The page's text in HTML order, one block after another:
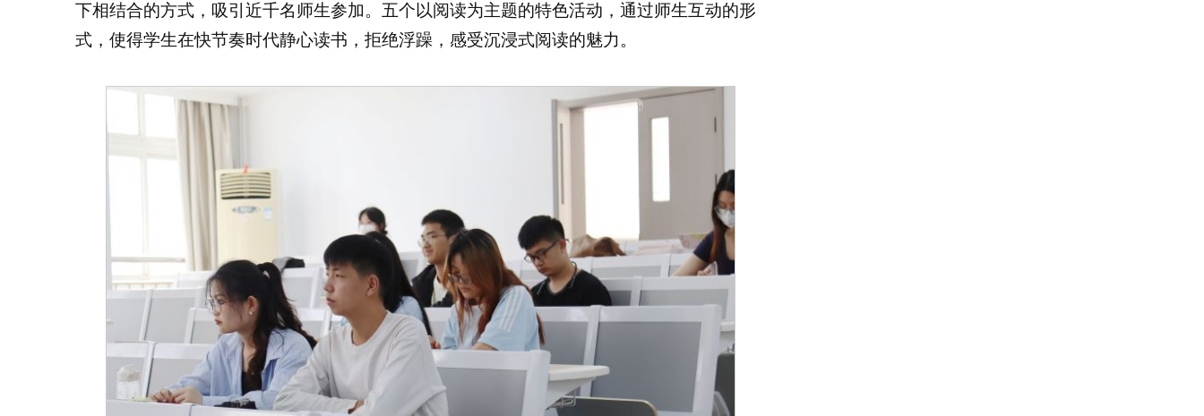
下相结合的方式，吸引近千名师生参加。五个以阅读为主题的特色活动，通过师生互动的形
式，使得学生在快节奏时代静心读书，拒绝浮躁，感受沉浸式阅读的魅力。